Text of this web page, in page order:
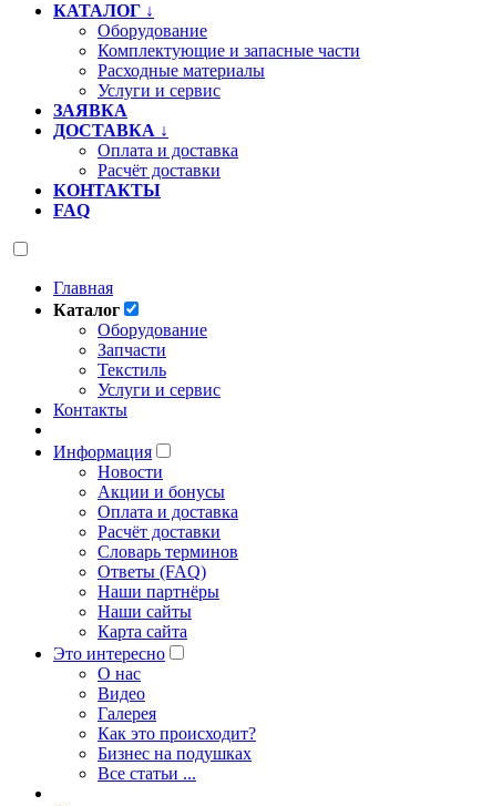
КАТАЛОГ ↓
Оборудование
Комплектующие и запасные части
Расходные материалы
Услуги и сервис
ЗАЯВКА
ДОСТАВКА ↓
Оплата и доставка
Расчёт доставки
КОНТАКТЫ
FAQ
Главная
Каталог
Оборудование
Запчасти
Текстиль
Услуги и сервис
Контакты
Информация
Новости
Акции и бонусы
Оплата и доставка
Расчёт доставки
Словарь терминов
Ответы (FAQ)
Наши партнёры
Наши сайты
Карта сайта
Это интересно
O нас
Видео
Галерея
Как это происходит?
Бизнес на подушках
Все статьи ...